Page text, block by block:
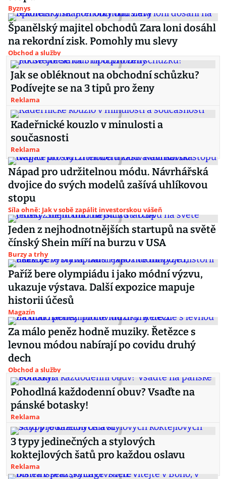
Byznys
Španělský majitel obchodů Zara loni dosáhl
na rekordní zisk. Pomohly mu slevy
Obchod a služby
Jak se obléknout na obchodní schůzku?
Podívejte se na 3 tipů pro ženy
Reklama
Kadeřnické kouzlo v minulosti a
současnosti
Reklama
Nápad pro udržitelnou módu. Návrhářská
dvojice do svých modelů zašívá uhlíkovou
stopu
Síla ohně: Jak v sobě zapálit investorskou vášeň
Jeden z nejhodnotnějších startupů na světě
čínský Shein míří na burzu v USA
Burzy a trhy
Paříž bere olympiádu i jako módní výzvu,
ukazuje výstava. Další expozice mapuje
historii účesů
Magazín
Za málo peněz hodně muziky. Řetězce s
levnou módou nabírají po covidu druhý
dech
Obchod a služby
Pohodlná každodenní obuv? Vsaďte na
pánské botasky!
Reklama
3 typy jedinečných a stylových
koktejlových šatů pro každou oslavu
Reklama